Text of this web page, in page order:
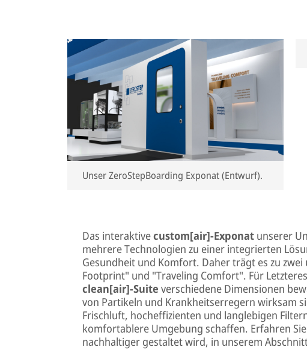
Unser ZeroStepBoarding Exponat (Entwurf).
Das interaktivecustom[air]-Exponat unserer
mehrere Technologien zu einer integrierten
Gesundheit und Komfort. Daher trägt es zu
Footprint" und "Traveling Comfort". Für
clean[air]-Suite verschiedene Dimensionen
von Partikeln und Krankheitserregern wirksam
Frischluft, hocheffizienten und langlebigen
komfortablere Umgebung schaffen. Erfahren
nachhaltiger gestaltet wird, in unserem